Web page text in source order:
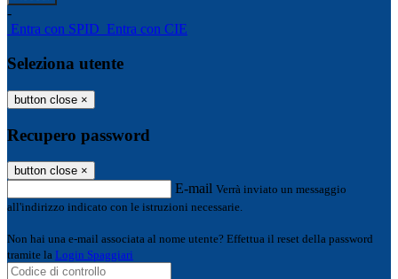
-
Entra con SPID Entra con CIE
Seleziona utente
button close ×
Recupero password
button close ×
E-mail Verrà inviato un messaggio
all'indirizzo indicato con le istruzioni necessarie.
Non hai una e-mail associata al nome utente? Effettua il reset della password
tramite la Login Spaggiari